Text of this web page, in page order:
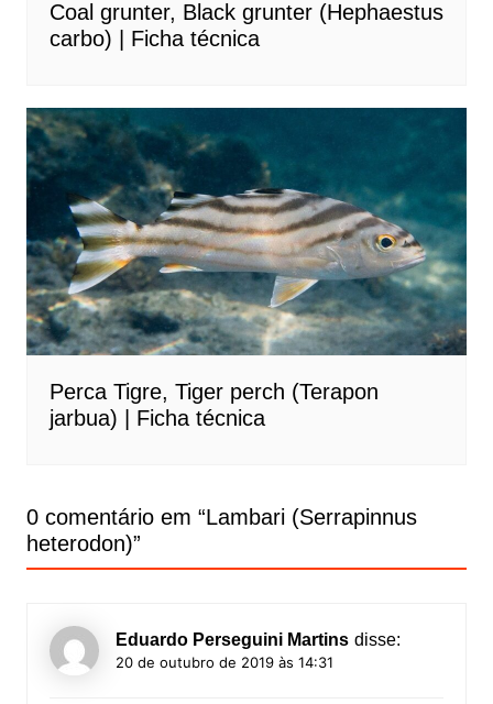
Coal grunter, Black grunter (Hephaestus
carbo) | Ficha técnica
Perca Tigre, Tiger perch (Terapon
jarbua) | Ficha técnica
0 comentário em “Lambari (Serrapinnus
heterodon)”
Eduardo Perseguini Martins disse:
20 de outubro de 2019 às 14:31